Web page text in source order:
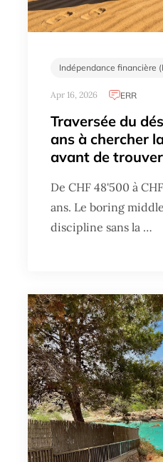
Indépendance financière
Apr 16, 2026 ERR
Traversée du
ans à chercher
avant de
De CHF 48'500 à
ans. Le boring
discipline sans la …